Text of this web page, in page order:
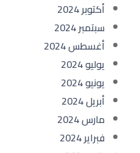
أكتوبر 2024
سبتمبر 2024
أغسطس 2024
يوليو 2024
يونيو 2024
أبريل 2024
مارس 2024
فبراير 2024